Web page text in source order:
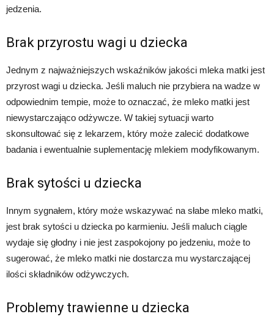
jedzenia.
Brak przyrostu wagi u dziecka
Jednym z najważniejszych wskaźników jakości mleka matki jest
przyrost wagi u dziecka. Jeśli maluch nie przybiera na wadze w
odpowiednim tempie, może to oznaczać, że mleko matki jest
niewystarczająco odżywcze. W takiej sytuacji warto
skonsultować się z lekarzem, który może zalecić dodatkowe
badania i ewentualnie suplementację mlekiem modyfikowanym.
Brak sytości u dziecka
Innym sygnałem, który może wskazywać na słabe mleko matki,
jest brak sytości u dziecka po karmieniu. Jeśli maluch ciągle
wydaje się głodny i nie jest zaspokojony po jedzeniu, może to
sugerować, że mleko matki nie dostarcza mu wystarczającej
ilości składników odżywczych.
Problemy trawienne u dziecka